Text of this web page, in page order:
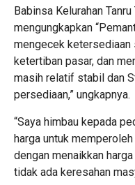
Babinsa Kelurahan
mengungkapkan
mengecek
ketertiban pasar, dan
masih relatif stabil dan
persediaan,” ungkapnya.
“Saya himbau kepada
harga untuk
dengan menaikkan
tidak ada keresahan